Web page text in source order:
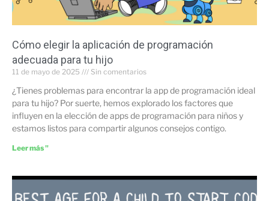
Cómo elegir la aplicación de programación
adecuada para tu hijo
11 de mayo de 2025 Sin comentarios
¿Tienes problemas para encontrar la app de programación ideal
para tu hijo? Por suerte, hemos explorado los factores que
influyen en la elección de apps de programación para niños y
estamos listos para compartir algunos consejos contigo.
Leer más "